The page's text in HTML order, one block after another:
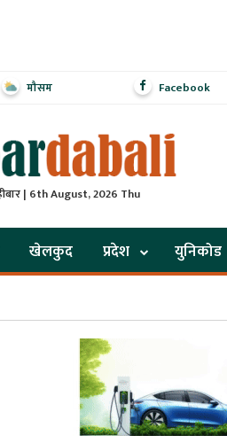
मौसम Facebook
| 6th August, 2026 Thu
खेलकुद प्रदेश युनिकोड